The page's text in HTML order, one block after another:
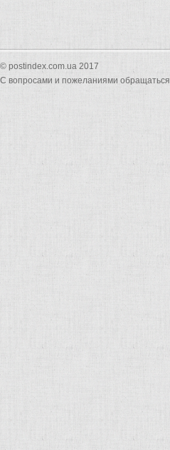
© postindex.com.ua 2017
С вопросами и пожеланиями обращаться